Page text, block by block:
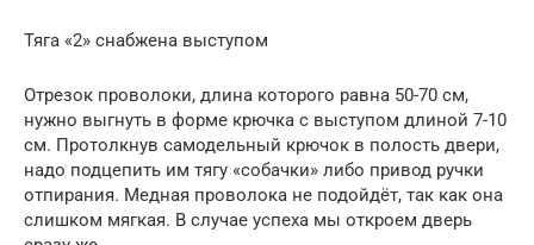
Тяга «2» снабжена выступом
Отрезок проволоки, длина которого равна 50-70 см,
нужно выгнуть в форме крючка с выступом длиной 7-10
см. Протолкнув самодельный крючок в полость двери,
надо подцепить им тягу «собачки» либо привод ручки
отпирания. Медная проволока не подойдёт, так как она
слишком мягкая. В случае успеха мы откроем дверь